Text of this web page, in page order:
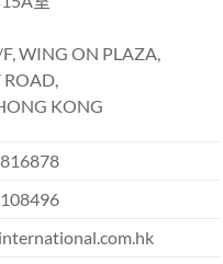
WING ON PLAZA,
KONG